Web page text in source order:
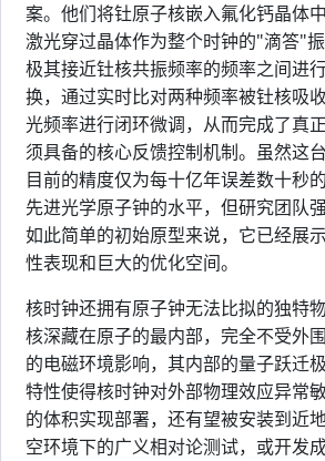
案。他们将钍原子核嵌入氟化钙晶体
激光穿过晶体作为整个时钟的"滴答"
极其接近钍核共振频率的频率之间进
换，通过实时比对两种频率被钍核吸
光频率进行闭环微调，从而完成了真
须具备的核心反馈控制机制。虽然这
目前的精度仅为每十亿年误差数十秒
先进光学原子钟的水平，但研究团队
如此简单的初始原型来说，它已经展
性表现和巨大的优化空间。
核时钟还拥有原子钟无法比拟的独特
核深藏在原子的最内部，完全不受外
的电磁环境影响，其内部的量子跃迁
特性使得核时钟对外部物理效应异常
的体积实现部署，还有望被安装到近
空环境下的广义相对论测试，或开发